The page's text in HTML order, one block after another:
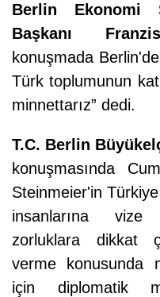
Berlin Ekonomi
Başkanı
konuşmada
Türk toplumunun
minnettarız” dedi.
T.C. Berlin
konuşmasında
Steinmeier'in
insanlarına vize
zorluklara dikkat
verme konusunda
için diplomatik